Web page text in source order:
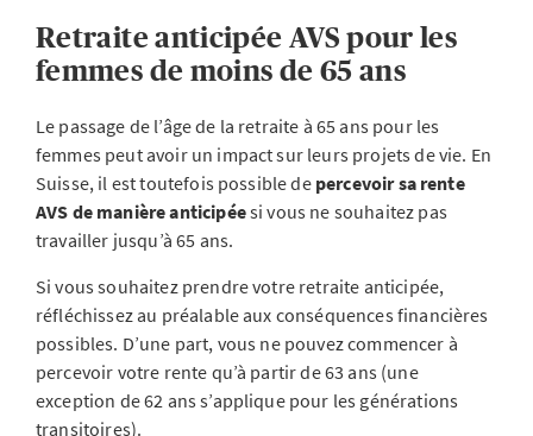
Retraite anticipée AVS pour les
femmes de moins de 65 ans
Le passage de l’âge de la retraite à 65 ans pour les
femmes peut avoir un impact sur leurs projets de vie. En
Suisse, il est toutefois possible de percevoirsa rente
AVS de manière anticipéesi vous ne souhaitez pas
travailler jusqu’à 65 ans.
Si vous souhaitez prendre votre retraite anticipée,
réfléchissez au préalable aux conséquences financières
possibles. D’une part, vous ne pouvez commencer à
percevoir votre rente qu’à partir de 63 ans (une
exception de 62 ans s’applique pour les générations
transitoires).